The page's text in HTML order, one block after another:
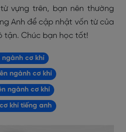
vựng trên, bạn nên thường
Anh để cập nhật vốn từ của
tận. Chúc bạn học tốt!
cơ khí
ngành cơ khí
ngành cơ khí
khí tiếng anh